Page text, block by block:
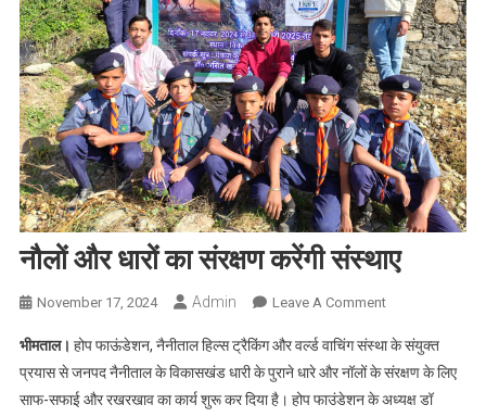
नौलों और धारों का संरक्षण करेंगी संस्थाए
November 17, 2024 Admin Leave A CommentOn
और
धारों
का
भीमताल। होप फाऊंडेशन, नैनीताल हिल्स ट्रैकिंग और वर्ल्ड वाचिंग संस्था के संयुक्त
प्रयास से जनपद नैनीताल के विकासखंड धारी के पुराने धारे और नॉलों के संरक्षण के लिए
साफ-सफाई और रखरखाव का कार्य शुरू कर दिया है। होप फाउंडेशन के अध्यक्ष डॉ